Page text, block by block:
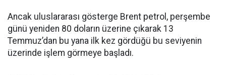
Ancak uluslararası gösterge Brent petrol, perşembe
günü yeniden 80 doların üzerine çıkarak 13
Temmuz’dan bu yana ilk kez gördüğü bu seviyenin
üzerinde işlem görmeye başladı.